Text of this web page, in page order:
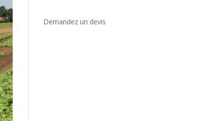
Demandez un devis